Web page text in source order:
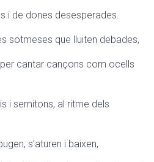
i de dones desesperades.
sotmeses que lluiten debades,
cantar cançons com ocells
i semitons, al ritme dels
s’aturen i baixen,